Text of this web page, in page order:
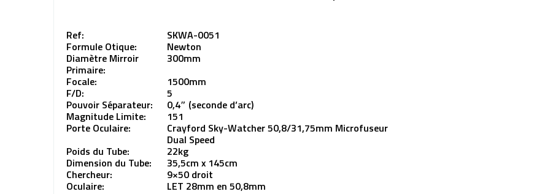
Ref: SKWA-0051
Formule Otique: Newton
Diamètre Mirroir
Primaire:
300mm
Focale:
1500mm
F/D: 5
Pouvoir Séparateur: 0,4″ (seconde d’arc)
Magnitude Limite: 151
Porte Oculaire: Crayford Sky-Watcher 50,8/31,75mm Microfuseur
Dual Speed
Poids du Tube: 22kg
Dimension du Tube: 35,5cm x 145cm
Chercheur: 9×50 droit
Oculaire: LET 28mm en 50,8mm